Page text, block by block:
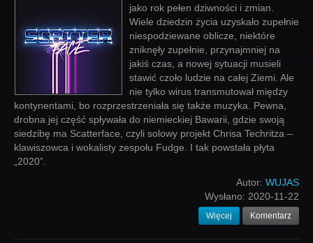
jako rok pełen dziwności i zmian.
Wiele dziedzin życia uzyskało zupełnie
niespodziewane oblicze, niektóre
zniknęły zupełnie, przynajmniej na
jakiś czas, a nowej sytuacji musieli
stawić czoło ludzie na całej Ziemi. Ale
nie tylko wirus transmutował między
kontynentami, bo rozprzestrzeniała się także muzyka. Pewna,
drobna jej część spływała do niemieckiej Bawarii, gdzie swoją
siedzibę ma Scatterface, czyli solowy projekt Chrisa Techritza –
klawiszowca i wokalisty zespołu Fudge. I tak powstała płyta
„2020”.
Autor: WUJAS
Wysłano: 2020-11-22
Więcej Komentarz